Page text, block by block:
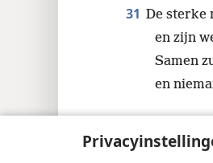
31 De sterke
en zijn
Samen
en